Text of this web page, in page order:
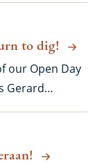
leidde tot veel
en op
to dig!
our Open Day
Gerard
the time to